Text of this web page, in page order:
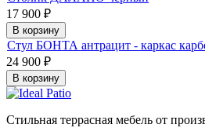
17 900 ₽
В корзину
Стул БОНТА антрацит - каркас
24 900 ₽
В корзину
Стильная террасная мебель от